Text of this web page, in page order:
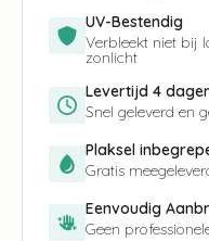
UV-Bestendig
Verbleekt niet bij
zonlicht
Levertijd 4
Snel geleverd en
Plaksel
Gratis
Eenvoudig
Geen